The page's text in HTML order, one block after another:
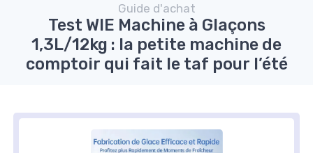
Guide d'achat
Test WIE Machine à Glaçons
1,3L/12kg : la petite machine de
comptoir qui fait le taf pour l’été